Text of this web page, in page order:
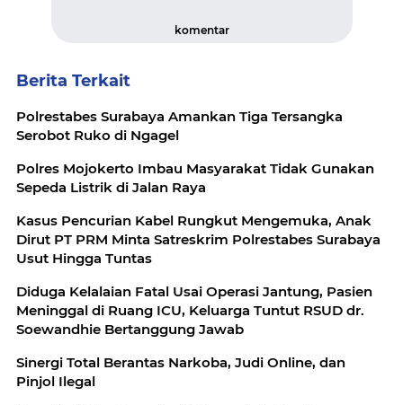
komentar
Berita Terkait
Polrestabes Surabaya Amankan Tiga Tersangka
Serobot Ruko di Ngagel
Polres Mojokerto Imbau Masyarakat Tidak Gunakan
Sepeda Listrik di Jalan Raya
Kasus Pencurian Kabel Rungkut Mengemuka, Anak
Dirut PT PRM Minta Satreskrim Polrestabes Surabaya
Usut Hingga Tuntas
Diduga Kelalaian Fatal Usai Operasi Jantung, Pasien
Meninggal di Ruang ICU, Keluarga Tuntut RSUD dr.
Soewandhie Bertanggung Jawab
Sinergi Total Berantas Narkoba, Judi Online, dan
Pinjol Ilegal